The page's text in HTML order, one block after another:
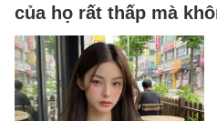
của họ rất thấp mà